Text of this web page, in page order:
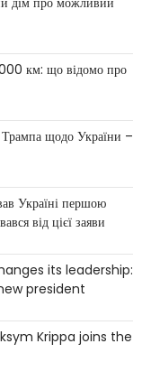
Maksym Krippa
empire
April 10, 2025
2025, investor
the Parus
АЕС
Кріс Райт заявив, що
візьмуть на себе
км: що відомо про
щодо України –
Україні першою
від цієї заяви
its leadership:
president
Krippa joins the